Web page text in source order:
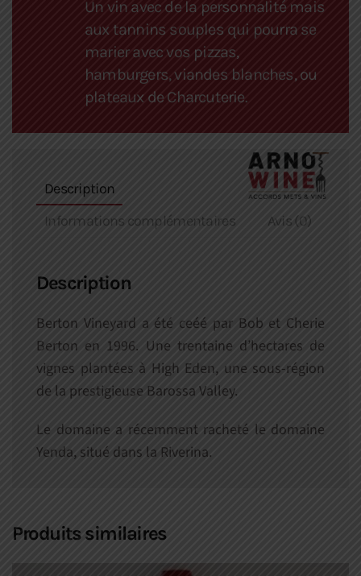
Un vin avec de la personnalité mais
aux tannins souples qui pourra se
marier avec vos pizzas,
hamburgers, viandes blanches, ou
plateaux de Charcuterie.
Description
Informations complémentaires
Avis (0)
Description
Berton Vineyard a été ceéé par Bob et Cherie
Berton en 1996. Une trentaine d’hectares de
vignes plantées à High Eden, une sous-région
de la prestigieuse Barossa Valley.
Le domaine a récemment racheté le domaine
Yenda, situé dans la Riverina.
Produits similaires